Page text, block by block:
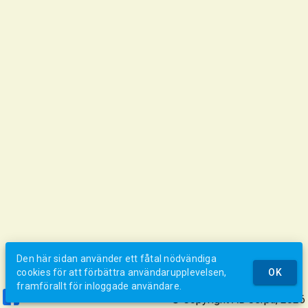
© Copyright AB Jerpa, 2026
Den här sidan använder ett fåtal nödvändiga
cookies för att förbättra användarupplevelsen,
framförallt för inloggade användare.
OK